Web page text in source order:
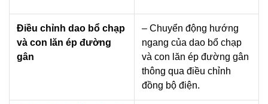
Điều chỉnh dao bổ chạp
và con lăn ép đường
gân
– Chuyển động hướng
ngang của dao bổ chạp
và con lăn ép đường gân
thông qua điều chỉnh
đồng bộ điện.